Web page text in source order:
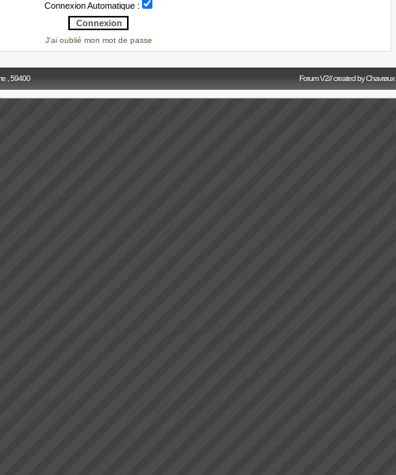
Connexion Automatique :
J'ai oublié mon mot de passe
, 59400 Forum V2// created by Chavrøux